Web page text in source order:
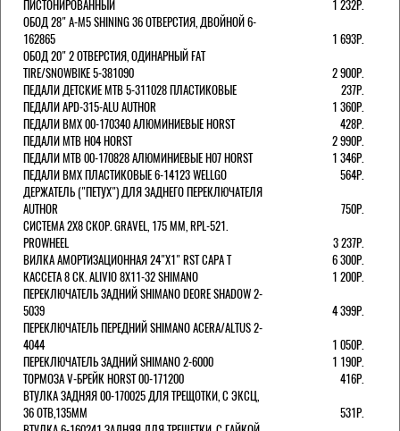
ПИСТОНИРОВАННЫЙ
1 232Р.
ОБОД 28" A-M5 SHINING 36 ОТВЕРСТИЯ, ДВОЙНОЙ 6-
162865
1 693Р.
ОБОД 20" 2 ОТВЕРСТИЯ, ОДИНАРНЫЙ FAT
TIRE/SNOWBIKE 5-381090
2 900Р.
ПЕДАЛИ ДЕТСКИЕ MTB 5-311028 ПЛАСТИКОВЫЕ
237Р.
ПЕДАЛИ APD-315-ALU AUTHOR
1 360Р.
ПЕДАЛИ BMX 00-170340 АЛЮМИНИЕВЫЕ HORST
428Р.
ПЕДАЛИ MTB H04 HORST
2 990Р.
ПЕДАЛИ MTB 00-170828 АЛЮМИНИЕВЫЕ H07 HORST
1 346Р.
ПЕДАЛИ BMX ПЛАСТИКОВЫЕ 6-14123 WELLGO
564Р.
ДЕРЖАТЕЛЬ ("ПЕТУХ") ДЛЯ ЗАДНЕГО ПЕРЕКЛЮЧАТЕЛЯ
AUTHOR
750Р.
СИСТЕМА 2Х8 СКОР. GRAVEL, 175 ММ, RPL-521.
PROWHEEL
3 237Р.
ВИЛКА АМОРТИЗАЦИОННАЯ 24"Х1" RST CAPA Т
6 300Р.
КАССЕТА 8 СК. ALIVIO 8Х11-32 SHIMANO
1 200Р.
ПЕРЕКЛЮЧАТЕЛЬ ЗАДНИЙ SHIMANO DEORE SHADOW 2-
5039
4 399Р.
ПЕРЕКЛЮЧАТЕЛЬ ПЕРЕДНИЙ SHIMANO ACERA/ALTUS 2-
4044
1 050Р.
ПЕРЕКЛЮЧАТЕЛЬ ЗАДНИЙ SHIMANO 2-6000
1 190Р.
ТОРМОЗА V-БРЕЙК HORST 00-171200
416Р.
ВТУЛКА ЗАДНЯЯ 00-170025 ДЛЯ ТРЕЩОТКИ, С ЭКСЦ,
36 ОТВ,135ММ
531Р.